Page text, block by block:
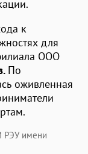
к
для
ООО
По
оживленная
РЭУ имени